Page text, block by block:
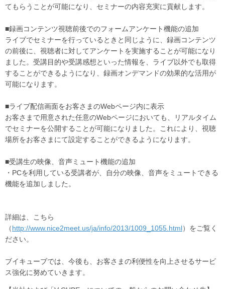
てもらうことが可能になり、セミナーの内容充実に貢献します。
■録画コンテンツ視聴前後でのフォームアンケート機能の追加
ライブでセミナーを行っているときと同じように、録画コンテンツ
の前後に、視聴者に対してアンケートを実施することが可能になり
ました。受講目的や受講感想といった情報を、ライブ以外でも取得
することができるようになり、録画オンデマンドの効果的な活用が
可能になります。
■ライブ配信画面をお客さまのWebページ内に表示
お客さまで用意された任意のWebページにおいても、リアルタイム
でセミナーを公開することが可能になりました。これにより、視聴
場所をお客さまにて設定することができるようになります。
■受講生の映像、音声ミュート機能の追加
・PCを利用している受講者が、自分の映像、音声をミュートできる
機能を追加しました。
詳細は、こちら
（http://www.nice2meet.us/ja/info/2013/1009_1055.html）をご覧く
ださい。
ブイキューブでは、今後も、お客さまの利便性を向上させるサービ
ス強化に努めていきます。